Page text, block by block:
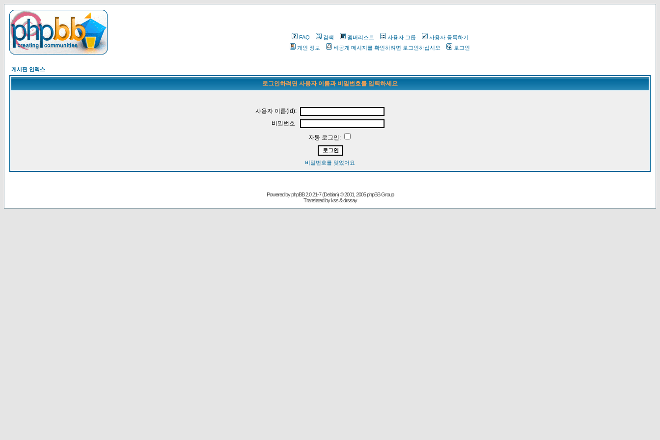
FAQ 검색 멤버리스트 사용자 그룹
사용자 등록하기
개인 정보
비공개 메시지를 확인하려면 로그인하십시오 로그인
게시판 인덱스
로그인하려면 사용자 이름과 비밀번호를 입력하세요
사용자 이름(id):
비밀번호:
자동 로그인:
비밀번호를 잊었어요
Powered byphpBB2.0.21-7 (Debian) © 2001, 2005 phpBB Group
Translated by kss & drssay